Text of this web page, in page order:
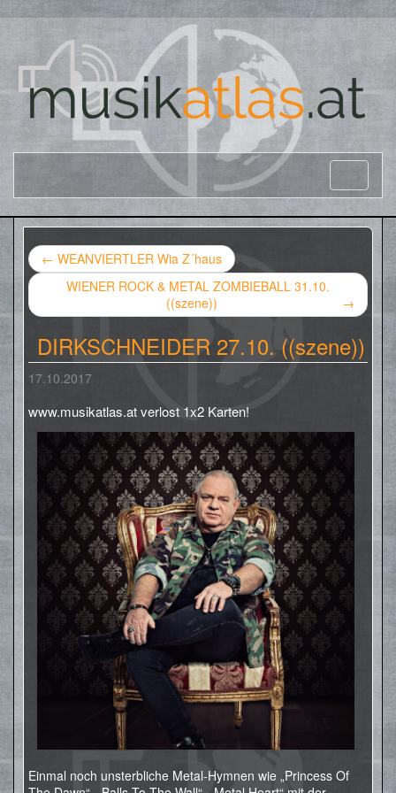
← WEANVIERTLER Wia Z´haus
WIENER ROCK & METAL ZOMBIEBALL 31.10.
((szene))
→
DIRKSCHNEIDER 27.10. ((szene))
17.10.2017
www.musikatlas.at verlost 1x2 Karten!
Einmal noch unsterbliche Metal-Hymnen wie „Princess Of